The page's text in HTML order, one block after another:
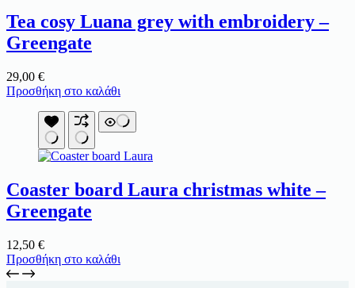
Tea cosy Luana grey with embroidery –
Greengate
29,00 €
Προσθήκη στο καλάθι
Coaster board Laura christmas white –
Greengate
12,50 €
Προσθήκη στο καλάθι